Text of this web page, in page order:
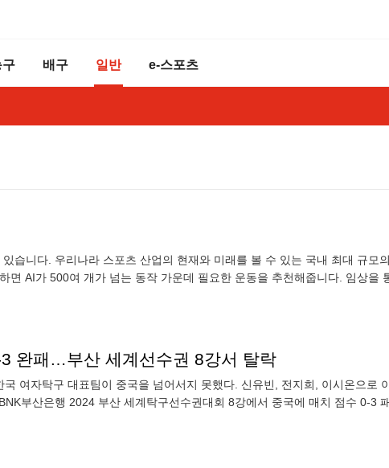
구 배구 일반 e-스포츠
습니다. 우리나라 스포츠 산업의 현재와 미래를 볼 수 있는 국내 최대 규모
AI가 500여 개가 넘는 동작 가운데 필요한 운동을 추천해줍니다. 임상을
완패…부산 세계선수권 8강서 탈락
여자탁구 대표팀이 중국을 넘어서지 못했다. 신유빈, 전지희, 이시온으로
부산은행 2024 부산 세계탁구선수권대회 8강에서 중국에 매치 점수 0-3